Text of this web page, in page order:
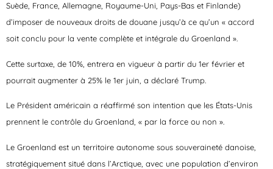
Suède, France, Allemagne, Royaume-Uni, Pays-Bas et Finlande)
d’imposer de nouveaux droits de douane jusqu’à ce qu’un « accord
soit conclu pour la vente complète et intégrale du Groenland ».
Cette surtaxe, de 10%, entrera en vigueur à partir du 1er février et
pourrait augmenter à 25% le 1er juin, a déclaré Trump.
Le Président américain a réaffirmé son intention que les États-Unis
prennent le contrôle du Groenland, « par la force ou non ».
Le Groenland est un territoire autonome sous souveraineté danoise,
stratégiquement situé dans l’Arctique, avec une population d’environ